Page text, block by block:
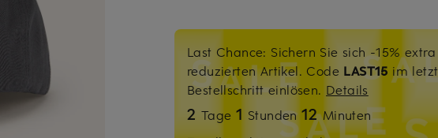
Last Chance: Sichern Sie sich -15%
reduzierten Artikel. Code LAST15 im
Bestellschritt einlösen. Details
2 Tage1 Stunden12Minuten